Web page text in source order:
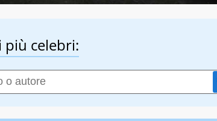
più celebri: